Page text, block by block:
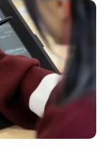
Open